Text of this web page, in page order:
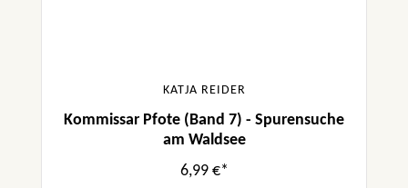
KATJA REIDER
Kommissar Pfote (Band 7) - Spurensuche
am Waldsee
6,99 €*